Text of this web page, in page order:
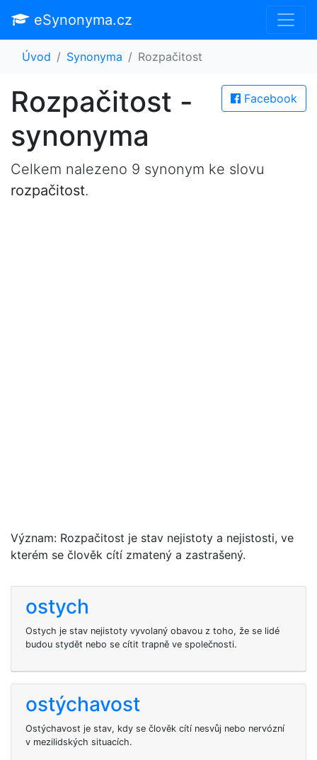
eSynonyma.cz
Úvod Synonyma Rozpačitost
Facebook
Rozpačitost -
synonyma
Celkem nalezeno 9 synonym ke slovu
rozpačitost.
Význam: Rozpačitost je stav nejistoty a nejistosti, ve
kterém se člověk cítí zmatený a zastrašený.
ostych
Ostych je stav nejistoty vyvolaný obavou z toho, že se lidé
budou stydět nebo se cítit trapně ve společnosti.
ostýchavost
Ostýchavost je stav, kdy se člověk cítí nesvůj nebo nervózní
v mezilidských situacích.